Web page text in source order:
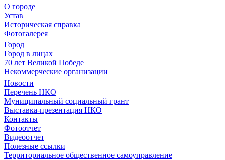
О городе
Устав
Историческая справка
Фотогалерея
Город
Город в лицах
70 лет Великой Победе
Некоммерческие организации
Новости
Перечень НКО
Муниципальный социальный грант
Выставка-презентация НКО
Контакты
Фотоотчет
Видеоотчет
Полезные ссылки
Территориальное общественное самоуправление